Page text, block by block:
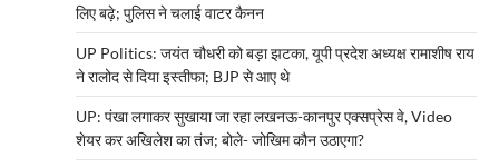
लिए बढ़े; पुलिस ने चलाई वाटर कैनन
UP Politics: जयंत चौधरी को बड़ा झटका, यूपी प्रदेश अध्यक्ष रामाशीष राय
ने रालोद से दिया इस्तीफा; BJP से आए थे
UP: पंखा लगाकर सुखाया जा रहा लखनऊ-कानपुर एक्सप्रेस वे, Video
शेयर कर अखिलेश का तंज; बोले- जोखिम कौन उठाएगा?